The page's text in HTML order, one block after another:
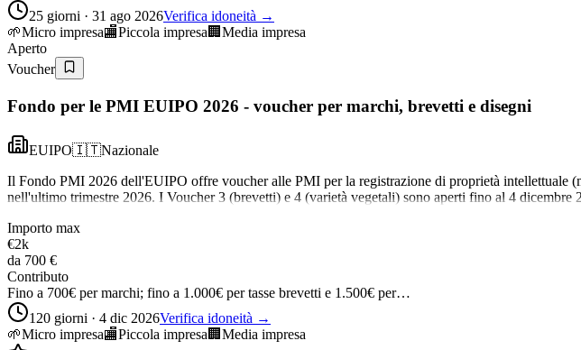
25 giorni · 31 ago 2026Verifica idoneità →
🌱Micro impresa🏬Piccola impresa 🏢 Media impresa
Aperto
Voucher
Fondo per le PMI EUIPO 2026 - voucher per marchi, brevetti e disegni
EUIPO🇮🇹Nazionale
Il Fondo PMI 2026 dell'EUIPO offre voucher alle PMI per la registrazione di proprietà intellettuale
nell'ultimo trimestre 2026. I Voucher 3 (brevetti) e 4 (varietà vegetali) sono aperti fino al 4
Importo max
€2k
da 700 €
Contributo
Fino a 700€ per marchi; fino a 1.000€ per tasse brevetti e 1.500€ per…
120 giorni · 4 dic 2026Verifica idoneità →
🌱Micro impresa🏬Piccola impresa 🏢 Media impresa